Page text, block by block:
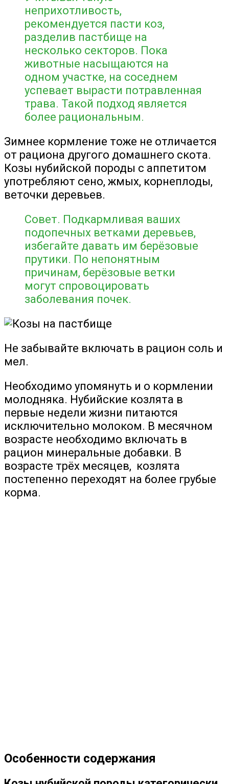
неприхотливость,
рекомендуется пасти коз,
разделив пастбище на
несколько секторов. Пока
животные насыщаются на
одном участке, на соседнем
успевает вырасти потравленная
трава. Такой подход является
более рациональным.
Зимнее кормление тоже не отличается
от рациона другого домашнего скота.
Козы нубийской породы с аппетитом
употребляют сено, жмых, корнеплоды,
веточки деревьев.
Совет. Подкармливая ваших
подопечных ветками деревьев,
избегайте давать им берёзовые
прутики. По непонятным
причинам, берёзовые ветки
могут спровоцировать
заболевания почек.
Не забывайте включать в рацион соль и
мел.
Необходимо упомянуть и о кормлении
молодняка. Нубийские козлята в
первые недели жизни питаются
исключительно молоком. В месячном
возрасте необходимо включать в
рацион минеральные добавки. В
возрасте трёх месяцев, козлята
постепенно переходят на более грубые
корма.
Особенности содержания